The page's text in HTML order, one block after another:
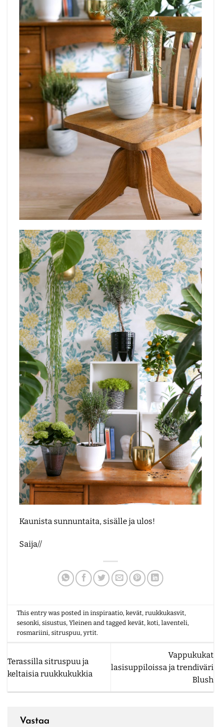
Kaunista sunnuntaita, sisälle ja ulos!
Saija//
This entry was posted ininspiraatio,kevät,ruukkukasvit,
sesonki,sisustus,Yleinen and taggedkevät,koti,laventeli,
rosmariini,sitruspuu,yrtit.
Terassilla sitruspuu ja
keltaisia ruukkukukkia
Vappukukat
lasisuppiloissa ja trendiväri
Blush
Vastaa